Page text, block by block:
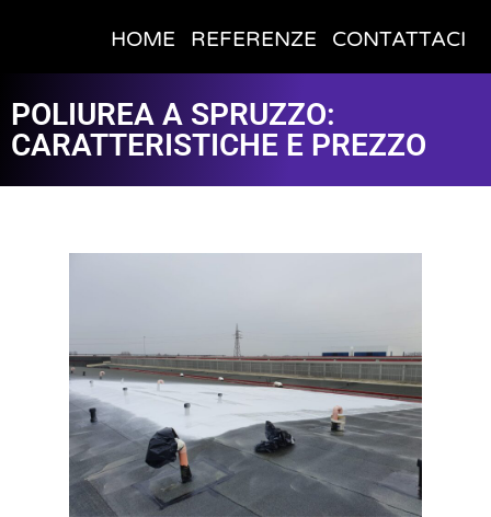
HOME REFERENZE CONTATTACI
POLIUREA A SPRUZZO:
CARATTERISTICHE E PREZZO